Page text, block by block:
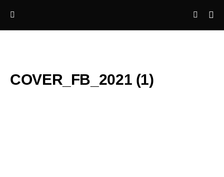
COVER_FB_2021 (1)